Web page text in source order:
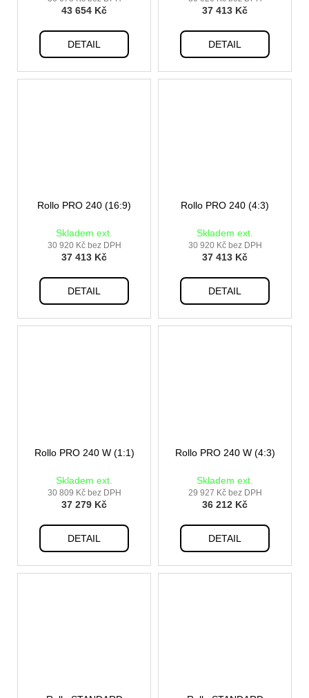
43 654 Kč
DETAIL
37 413 Kč
DETAIL
Rollo PRO 240 (16:9)
Skladem ext.
30 920 Kč bez DPH
37 413 Kč
DETAIL
Rollo PRO 240 (4:3)
Skladem ext.
30 920 Kč bez DPH
37 413 Kč
DETAIL
Rollo PRO 240 W (1:1)
Skladem ext.
30 809 Kč bez DPH
37 279 Kč
DETAIL
Rollo PRO 240 W (4:3)
Skladem ext.
29 927 Kč bez DPH
36 212 Kč
DETAIL